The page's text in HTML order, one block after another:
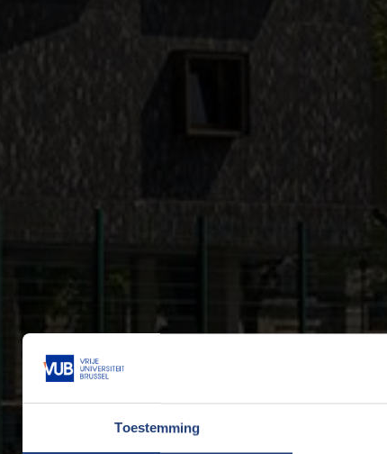
Toestemming